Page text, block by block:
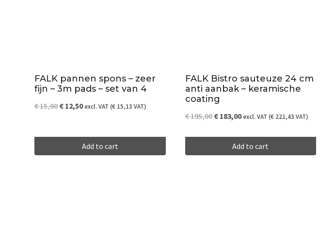
FALK pannen spons – zeer
fijn – 3m pads – set van 4
€15,00 Original
was:
€ 15,00.
€ 12,50Current
is:
€ 12,50.
excl. VAT (€ 15,13 VAT)
Add to cart
FALK Bistro sauteuze 24 cm
anti aanbak – keramische
coating
€195,00 Original
€183,00Current
is:
excl. VAT (€221,43 VAT)
Add to cart